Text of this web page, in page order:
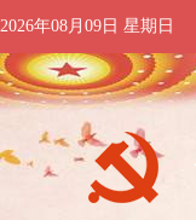
2026年08月09日 星期日